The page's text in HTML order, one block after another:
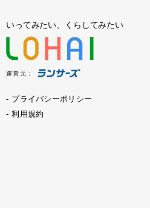
いってみたい、くらしてみたい
運営元：
プライバシーポリシー
利用規約